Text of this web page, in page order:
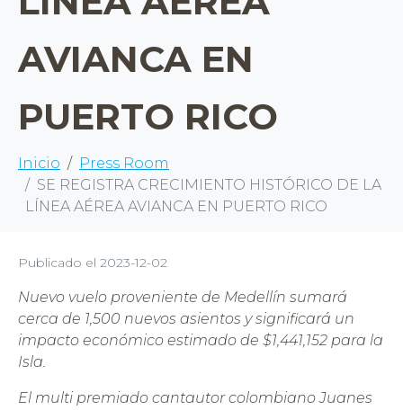
AVIANCA EN
PUERTO RICO
Inicio
Press Room
SE REGISTRA CRECIMIENTO HISTÓRICO DE LA
LÍNEA AÉREA AVIANCA EN PUERTO RICO
Publicado el 2023-12-02
Nuevo vuelo proveniente de Medellín sumará
cerca de 1,500 nuevos asientos y significará un
impacto económico estimado de $1,441,152 para la
Isla.
El multi premiado cantautor colombiano Juanes